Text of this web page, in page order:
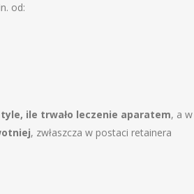
od:
ile trwało leczenie aparatem, a w
, zwłaszcza w postaci retainera